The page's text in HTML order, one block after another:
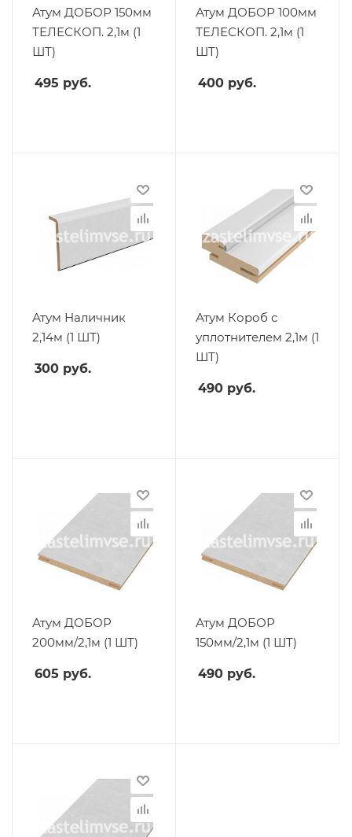
Атум ДОБОР 150мм
ТЕЛЕСКОП. 2,1м (1
ШТ)
495 руб.
Атум ДОБОР 100мм
ТЕЛЕСКОП. 2,1м (1
ШТ)
400 руб.
Атум Наличник
2,14м (1 ШТ)
300 руб.
Атум Короб с
уплотнителем 2,1м (1
ШТ)
490 руб.
Атум ДОБОР
200мм/2,1м (1 ШТ)
605 руб.
Атум ДОБОР
150мм/2,1м (1 ШТ)
490 руб.